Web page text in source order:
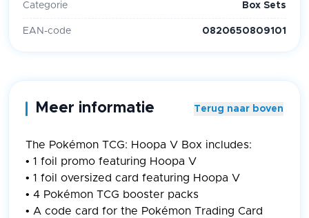
Categorie Box Sets
EAN-code 0820650809101
Meer informatie Terug naar boven
The Pokémon TCG: Hoopa V Box includes:
• 1 foil promo featuring Hoopa V
• 1 foil oversized card featuring Hoopa V
• 4 Pokémon TCG booster packs
• A code card for the Pokémon Trading Card